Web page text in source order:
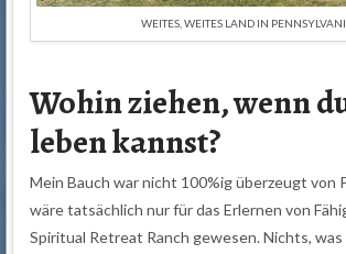
WEITES, WEITES LAND IN
Wohin ziehen, wenn
leben kannst?
Mein Bauch war nicht 100%ig überzeugt von
wäre tatsächlich nur für das Erlernen von
Spiritual Retreat Ranch gewesen. Nichts, was